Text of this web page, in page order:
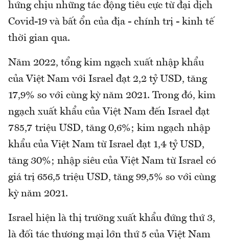
hứng chịu những tác động tiêu cực từ đại dịch
Covid-19 và bất ổn của địa - chính trị - kinh tế
thời gian qua.
Năm 2022, tổng kim ngạch xuất nhập khẩu
của Việt Nam với Israel đạt 2,2 tỷ USD, tăng
17,9% so với cùng kỳ năm 2021. Trong đó, kim
ngạch xuất khẩu của Việt Nam đến Israel đạt
785,7 triệu USD, tăng 0,6%; kim ngạch nhập
khẩu của Việt Nam từ Israel đạt 1,4 tỷ USD,
tăng 30%; nhập siêu của Việt Nam từ Israel có
giá trị 656,5 triệu USD, tăng 99,5% so với cùng
kỳ năm 2021.
Israel hiện là thị trường xuất khẩu đứng thứ 3,
là đối tác thương mại lớn thứ 5 của Việt Nam